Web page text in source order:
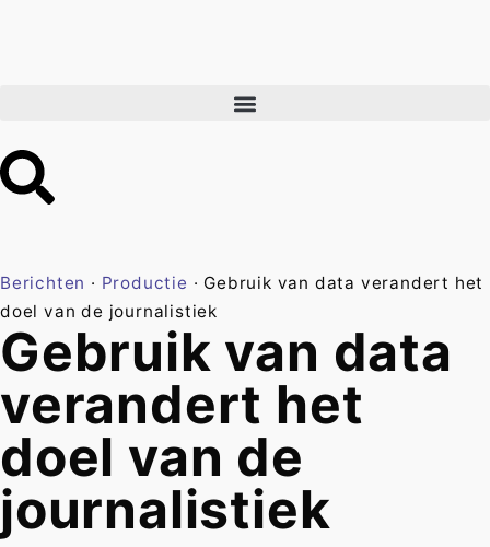
Berichten · Productie · Gebruik van data verandert het
doel van de journalistiek
Gebruik van data
verandert het
doel van de
journalistiek